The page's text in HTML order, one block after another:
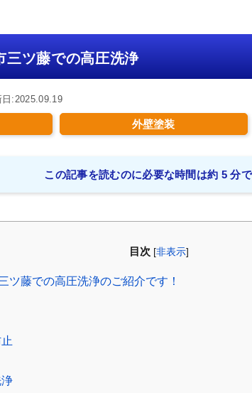
三ツ藤での高圧洗浄
:2025.09.19
外壁塗装
この記事を読むのに必要な時間は約 5 分で
目次 [非表示]
ツ藤での高圧洗浄のご紹介です！